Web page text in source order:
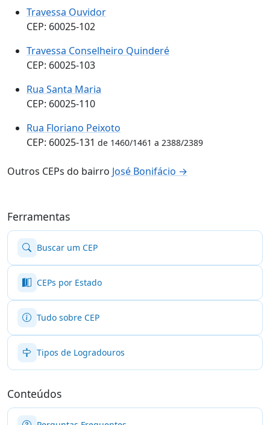
Travessa Ouvidor
CEP: 60025-102
Travessa Conselheiro Quinderé
CEP: 60025-103
Rua Santa Maria
CEP: 60025-110
Rua Floriano Peixoto
CEP: 60025-131 de 1460/1461 a 2388/2389
Outros CEPs do bairro José Bonifácio →
Ferramentas
Buscar um CEP
CEPs por Estado
Tudo sobre CEP
Tipos de Logradouros
Conteúdos